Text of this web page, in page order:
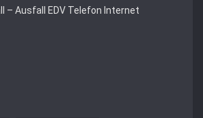
– Ausfall EDV Telefon Internet